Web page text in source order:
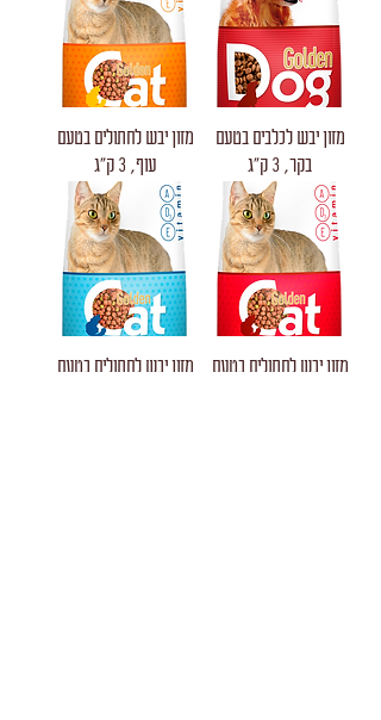
מזון יבש לכלבים בטעם
בקר, 3 ק"ג
מזון יבש לחתולים בטעם
עוף, 3 ק"ג
מזון יבש לחתולים בטעם
מזון יבש לחתולים בטעם